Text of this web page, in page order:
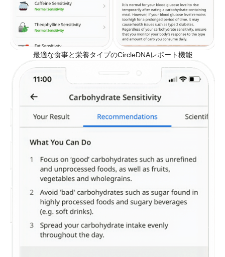
最適な食事と栄養タイプのCircleDNAレポート機能